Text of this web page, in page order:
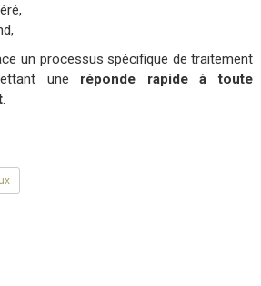
un processus spécifique de traitement
une réponde rapide à toute
.